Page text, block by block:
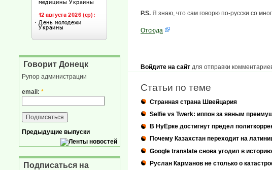
P.S. Я знаю, что сам говорю по-русски со
Отсюда
Войдите на сайт для отправки
Статьи по теме
Странная страна Швейцария
Selfie vs Twerk: иппон за явным
В НуЁрке достигнут предел
Почему Казахстан переходит на
Google translate снова угодил в историю
Руслан Карманов не столько о
Говорит Донецк
Рупор администрации
email: *
Предыдущие выпуски
Подписаться на